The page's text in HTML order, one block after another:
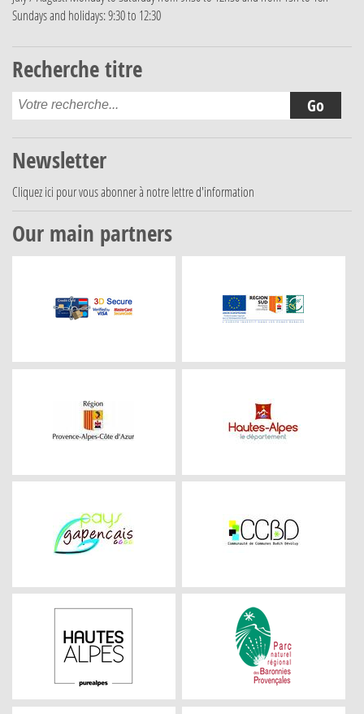
Sundays and holidays: 9:30 to 12:30
Recherche titre
Newsletter
Cliquez ici pour vous abonner à notre lettre d'information
Our main partners